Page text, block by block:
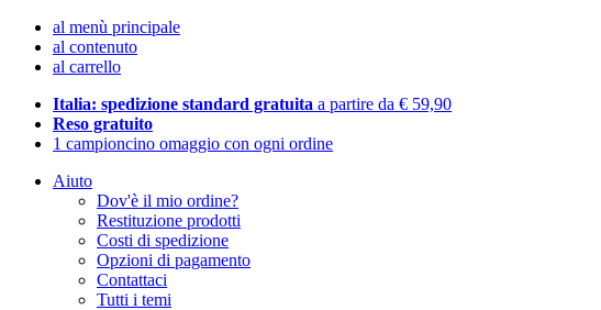
al menù principale
al contenuto
al carrello
Italia: spedizione standard gratuita a partire da € 59,90
Reso gratuito
1 campioncino omaggio con ogni ordine
Aiuto
Dov'è il mio ordine?
Restituzione prodotti
Costi di spedizione
Opzioni di pagamento
Contattaci
Tutti i temi